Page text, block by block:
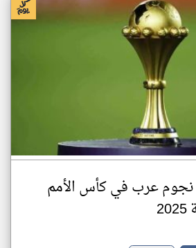
أفضل 7 نجوم عرب في كأس الأمم